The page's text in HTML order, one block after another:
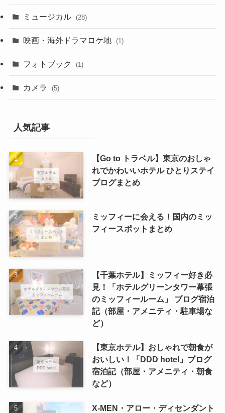
ミュージカル (28)
映画・海外ドラマロケ地 (1)
フォトブック (1)
カメラ (5)
人気記事
【Go to トラベル】東京のおしゃ
れでかわいいホテル ひとりステイ
ブログまとめ
ミッフィーに会える！国内のミッ
フィースポットまとめ
【千葉ホテル】ミッフィー好き必
見！「ホテルグリーンタワー幕張
のミッフィールーム」 ブログ宿泊
記（部屋・アメニティ・駐車場な
ど）
【東京ホテル】おしゃれで朝食が
おいしい！「DDD hotel」ブログ
宿泊記（部屋・アメニティ・朝食
など）
X-MEN・アロー・ディセンダント